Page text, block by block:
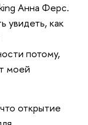
Анна Ферс.
увидеть, как
потому,
моей
открытие